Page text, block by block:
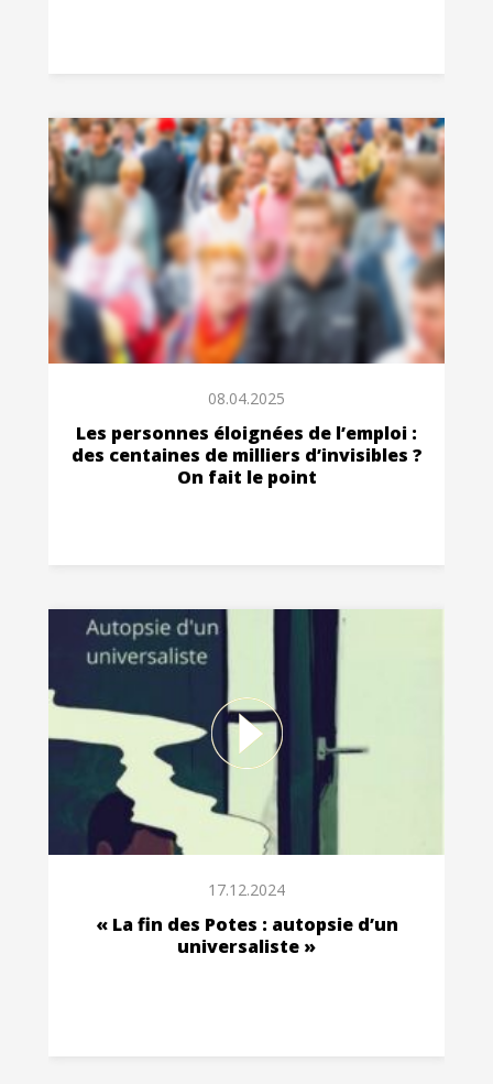
08.04.2025
Les personnes éloignées de l’emploi :
des centaines de milliers d’invisibles ?
On fait le point
17.12.2024
« La fin des Potes : autopsie d’un
universaliste »